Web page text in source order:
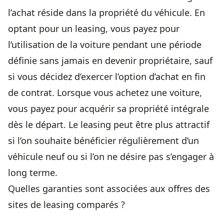
l’achat réside dans la propriété du véhicule. En
optant pour un leasing, vous payez pour
l’utilisation de la voiture pendant une période
définie sans jamais en devenir propriétaire, sauf
si vous décidez d’exercer l’option d’achat en fin
de contrat. Lorsque vous achetez une voiture,
vous payez pour acquérir sa propriété intégrale
dès le départ. Le leasing peut être plus attractif
si l’on souhaite bénéficier régulièrement d’un
véhicule neuf ou si l’on ne désire pas s’engager à
long terme.
Quelles garanties sont associées aux offres des
sites de leasing comparés ?